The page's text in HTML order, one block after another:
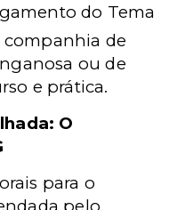
do Tema
de
ou de
e prática.
O
para o